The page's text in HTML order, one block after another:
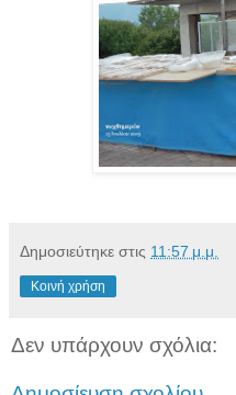
Δημοσιεύτηκε στις 11:57 μ.μ.
Κοινή χρήση
Δεν υπάρχουν σχόλια: